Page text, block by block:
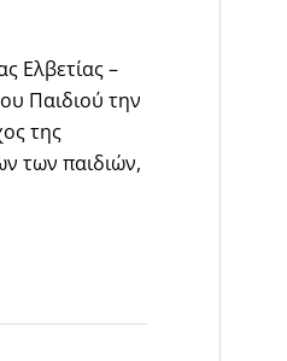
Ελβετίας –
Παιδιού την
της
των παιδιών,